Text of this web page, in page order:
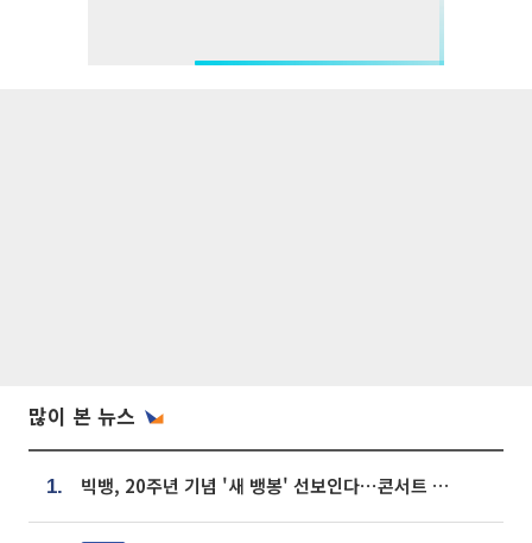
많이 본 뉴스
1. 빅뱅, 20주년 기념 '새 뱅봉' 선보인다⋯콘서트 앞두고 팝업 개최